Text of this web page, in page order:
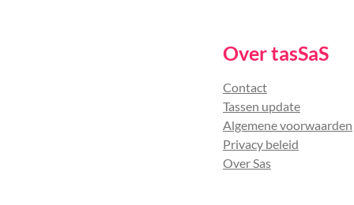
Over tasSaS
Contact
Tassen update
Algemene voorwaarden
Privacy beleid
Over Sas